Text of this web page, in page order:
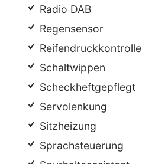
Radio DAB
Regensensor
Reifendruckkontrolle
Schaltwippen
Scheckheftgepflegt
Servolenkung
Sitzheizung
Sprachsteuerung